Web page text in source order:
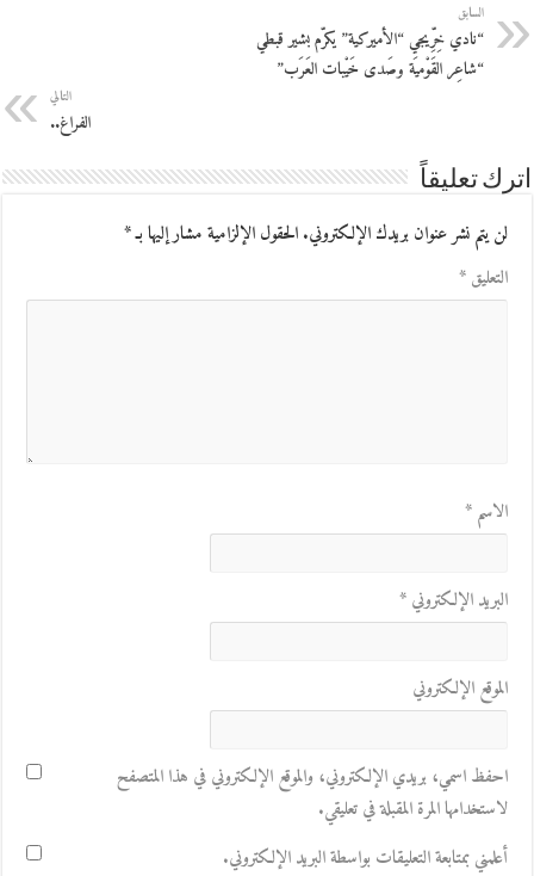
السابق
“نادي خِرِّيجي “الأميركية” يكرّم بشير قبطي
“شاعِر القَوْميَة وصَدى خَيْبات العَرَب”
التالي
الفراغ..
اترك تعليقاً
لن يتم نشر عنوان بريدك الإلكتروني.الحقول الإلزامية مشار إليها بـ*
التعليق*
الاسم*
البريد الإلكتروني*
الموقع الإلكتروني
احفظ اسمي، بريدي الإلكتروني، والموقع الإلكتروني في هذا المتصفح
لاستخدامها المرة المقبلة في تعليقي.
أعلمني بمتابعة التعليقات بواسطة البريد الإلكتروني.